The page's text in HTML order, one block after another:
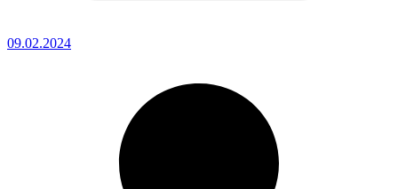
09.02.2024